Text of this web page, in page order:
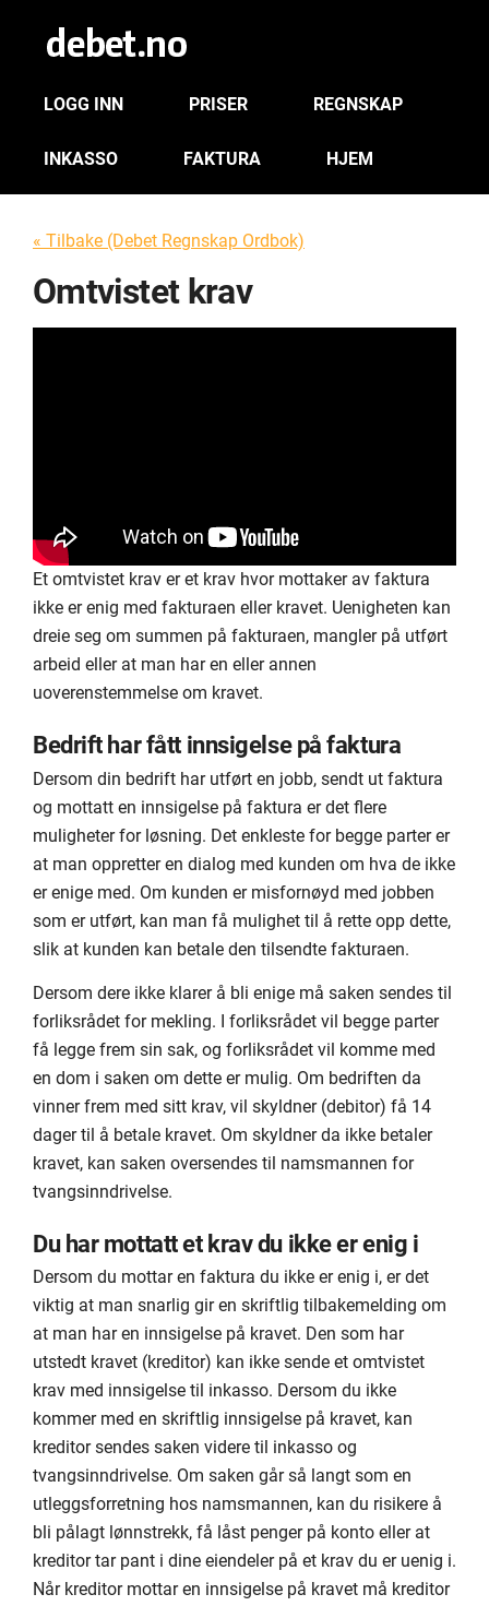
LOGG INN PRISER REGNSKAP
INKASSO FAKTURA HJEM
« Tilbake (Debet Regnskap Ordbok)
Omtvistet krav
Et omtvistet krav er et krav hvor mottaker av faktura
ikke er enig med fakturaen eller kravet. Uenigheten kan
dreie seg om summen på fakturaen, mangler på utført
arbeid eller at man har en eller annen
uoverenstemmelse om kravet.
Bedrift har fått innsigelse på faktura
Dersom din bedrift har utført en jobb, sendt ut faktura
og mottatt en innsigelse på faktura er det flere
muligheter for løsning. Det enkleste for begge parter er
at man oppretter en dialog med kunden om hva de ikke
er enige med. Om kunden er misfornøyd med jobben
som er utført, kan man få mulighet til å rette opp dette,
slik at kunden kan betale den tilsendte fakturaen.
Dersom dere ikke klarer å bli enige må saken sendes til
forliksrådet for mekling. I forliksrådet vil begge parter
få legge frem sin sak, og forliksrådet vil komme med
en dom i saken om dette er mulig. Om bedriften da
vinner frem med sitt krav, vil skyldner (debitor) få 14
dager til å betale kravet. Om skyldner da ikke betaler
kravet, kan saken oversendes til namsmannen for
tvangsinndrivelse.
Du har mottatt et krav du ikke er enig i
Dersom du mottar en faktura du ikke er enig i, er det
viktig at man snarlig gir en skriftlig tilbakemelding om
at man har en innsigelse på kravet. Den som har
utstedt kravet (kreditor) kan ikke sende et omtvistet
krav med innsigelse til inkasso. Dersom du ikke
kommer med en skriftlig innsigelse på kravet, kan
kreditor sendes saken videre til inkasso og
tvangsinndrivelse. Om saken går så langt som en
utleggsforretning hos namsmannen, kan du risikere å
bli pålagt lønnstrekk, få låst penger på konto eller at
kreditor tar pant i dine eiendeler på et krav du er uenig i.
Når kreditor mottar en innsigelse på kravet må kreditor